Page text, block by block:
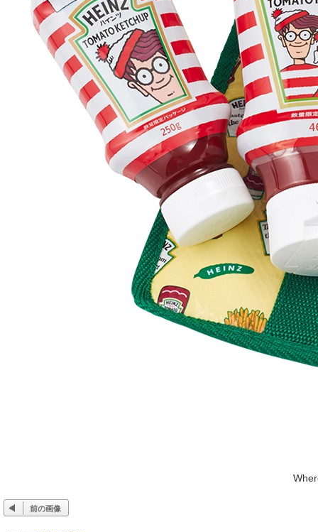
前の画像